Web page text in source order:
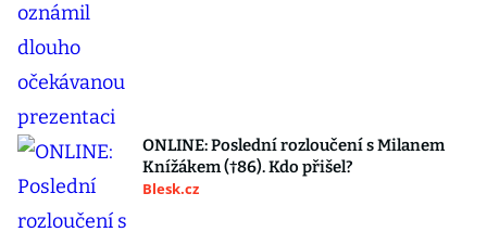
ONLINE: Poslední rozloučení s Milanem
Knížákem (†86). Kdo přišel?
Blesk.cz